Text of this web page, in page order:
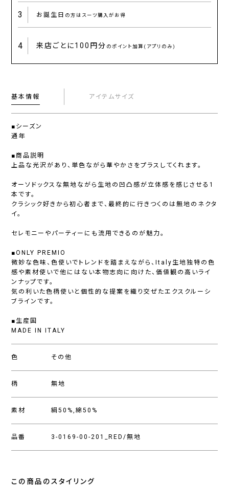
3 お誕生日 の方はスーツ購入がお得
4 来店ごとに100円分 のポイント加算(アプリのみ)
基本情報 アイテムサイズ
■シーズン
通年
■商品説明
上品な光沢があり、単色ながら華やかさをプラスしてくれます。
オーソドックスな無地ながら生地の凹凸感が立体感を感じさせる1
本です。
クラシック好きから初心者まで、最終的に行きつくのは無地のネクタ
イ。
セレモニーやパーティーにも流用できるのが魅力。
■ONLY PREMIO
微妙な色味、色使いでトレンドを踏まえながら、Italy生地独特の色
感や素材使いで他にはない本物志向に向けた、価値観の高いライ
ンナップです。
気の利いた色柄使いと個性的な提案を織り交ぜたエクスクルーシ
ブラインです。
■生産国
MADE IN ITALY
色 その他
柄 無地
素材 絹50%,綿50%
品番 3-0169-00-201_RED/無地
この商品のスタイリング